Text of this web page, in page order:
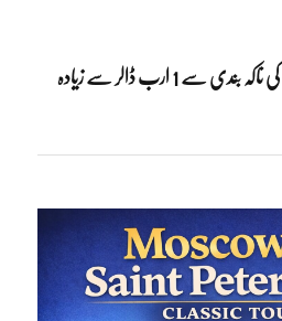
یوکرین کو بندرگاہوں کی ناکہ بندی سے 1 ارب ڈالر سے زیادہ